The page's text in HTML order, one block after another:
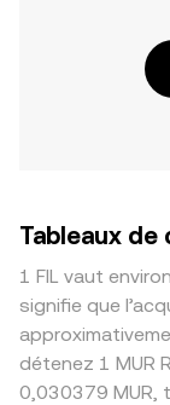
Tableaux de
1 FIL vaut
signifie que
détenez 1 MUR
0,030379 MUR,